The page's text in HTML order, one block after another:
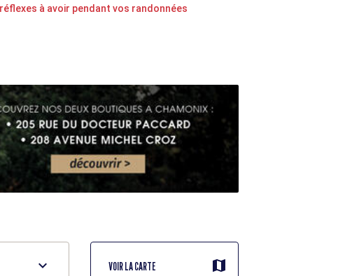
à avoir pendant vos randonnées
VOIR LA CARTE